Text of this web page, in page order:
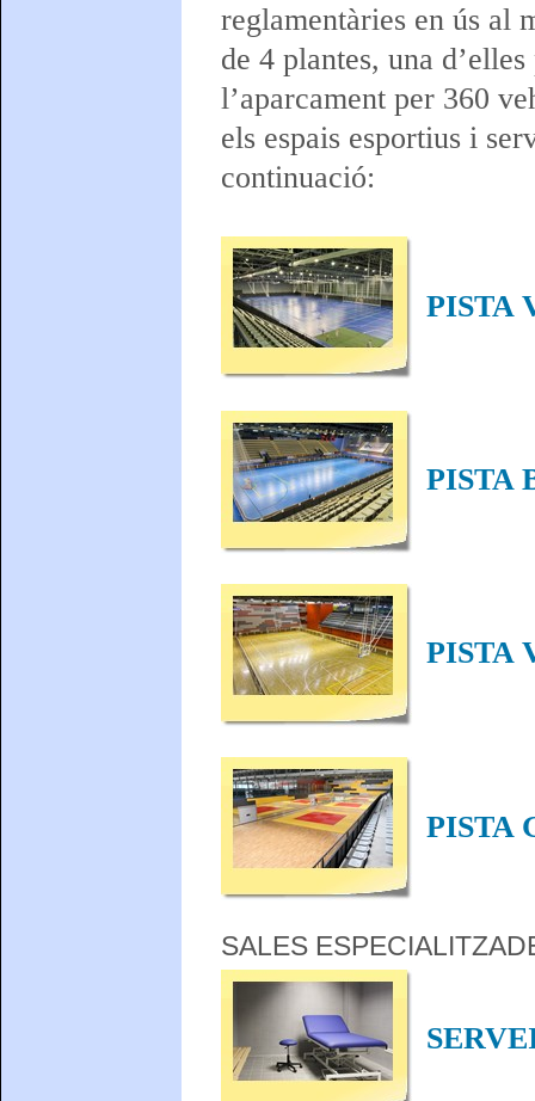
reglamentàries en ús al
de 4 plantes, una
l’aparcament per 360
els espais esportius i
continuació:
PISTA
PISTA
PISTA
PISTA
SALES